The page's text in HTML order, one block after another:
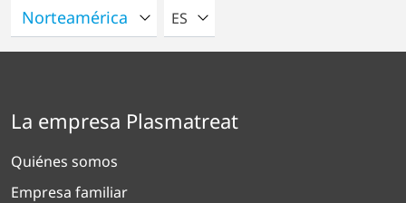
POR FAVOR SELECCIONE UN
ES
La empresa Plasmatreat
Quiénes somos
Empresa familiar